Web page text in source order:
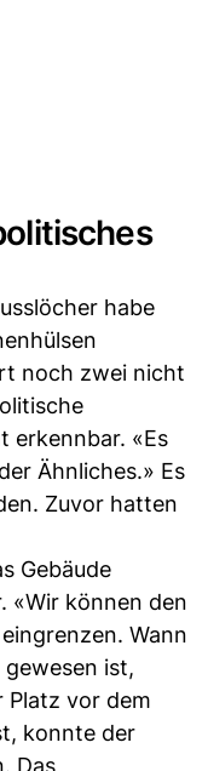
habe
noch zwei nicht
erkennbar. «Es
Ähnliches.» Es
Zuvor hatten
Gebäude
«Wir können den
Wann
ist,
Platz vor dem
konnte der
Das